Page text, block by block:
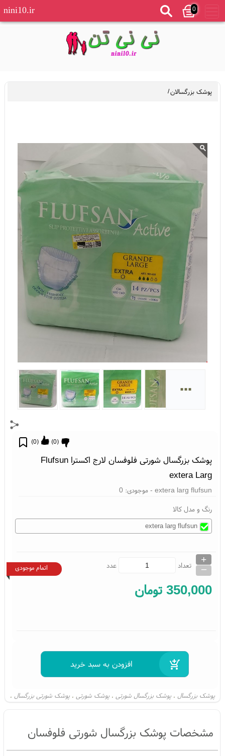
0
nini10.ir
پوشک بزرگسالان/
...
پوشک بزرگسال شورتی فلوفسان لارج اکسترا Flufsun
extera Larg
(
0
) (
0
)
extera larg flufsun - موجودی:0
رنگ و مدل کالا
extera larg flufsun
تعداد
+
_ عدد اتمام موجودی
350,000 تومان
پوشک بزرگسال ، پوشک بزرگسال شورتی ، پوشک شورتی ، پوشک شورتی بزرگسال ،
،فروش آنلاین پوشک بزرگسال شورتی،پوشک بزرگسالان ، پوشینه بزرگسال
مشخصات پوشک بزرگسال شورتی فلوفسان